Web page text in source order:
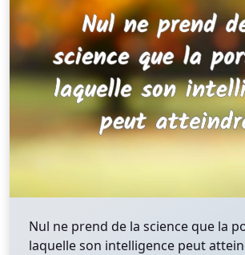
Nul ne prend de la science que la
laquelle son intelligence peut